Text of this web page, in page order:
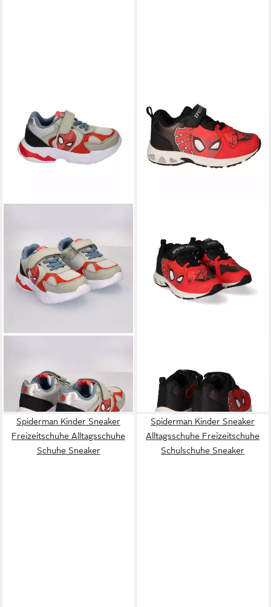
Alltagsschuhe EVA Sohle
Sneaker
34,95 € 54,95 €
-36%
rutschfestem Profil Sneaker
34,95 €
Spiderman Kinder Sneaker
Freizeitschuhe Alltagsschuhe
Schuhe Sneaker
Spiderman Kinder Sneaker
Alltagsschuhe Freizeitschuhe
Schulschuhe Sneaker